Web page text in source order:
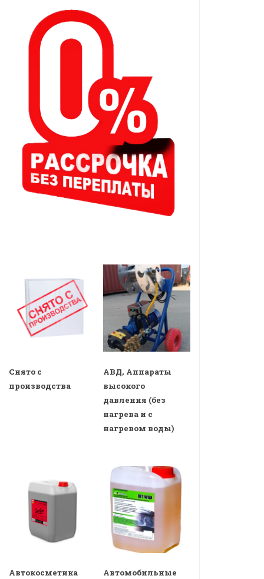
Снято с
производства
АВД, Аппараты
высокого
давления (без
нагрева и с
нагревом воды)
Автокосметика
Автомобильные